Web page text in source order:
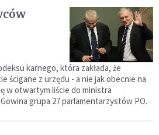
karnego, która zakłada, że
ścigane z urzędu - a nie jak obecnie na
w otwartym liście do ministra
grupa 27 parlamentarzystów PO.